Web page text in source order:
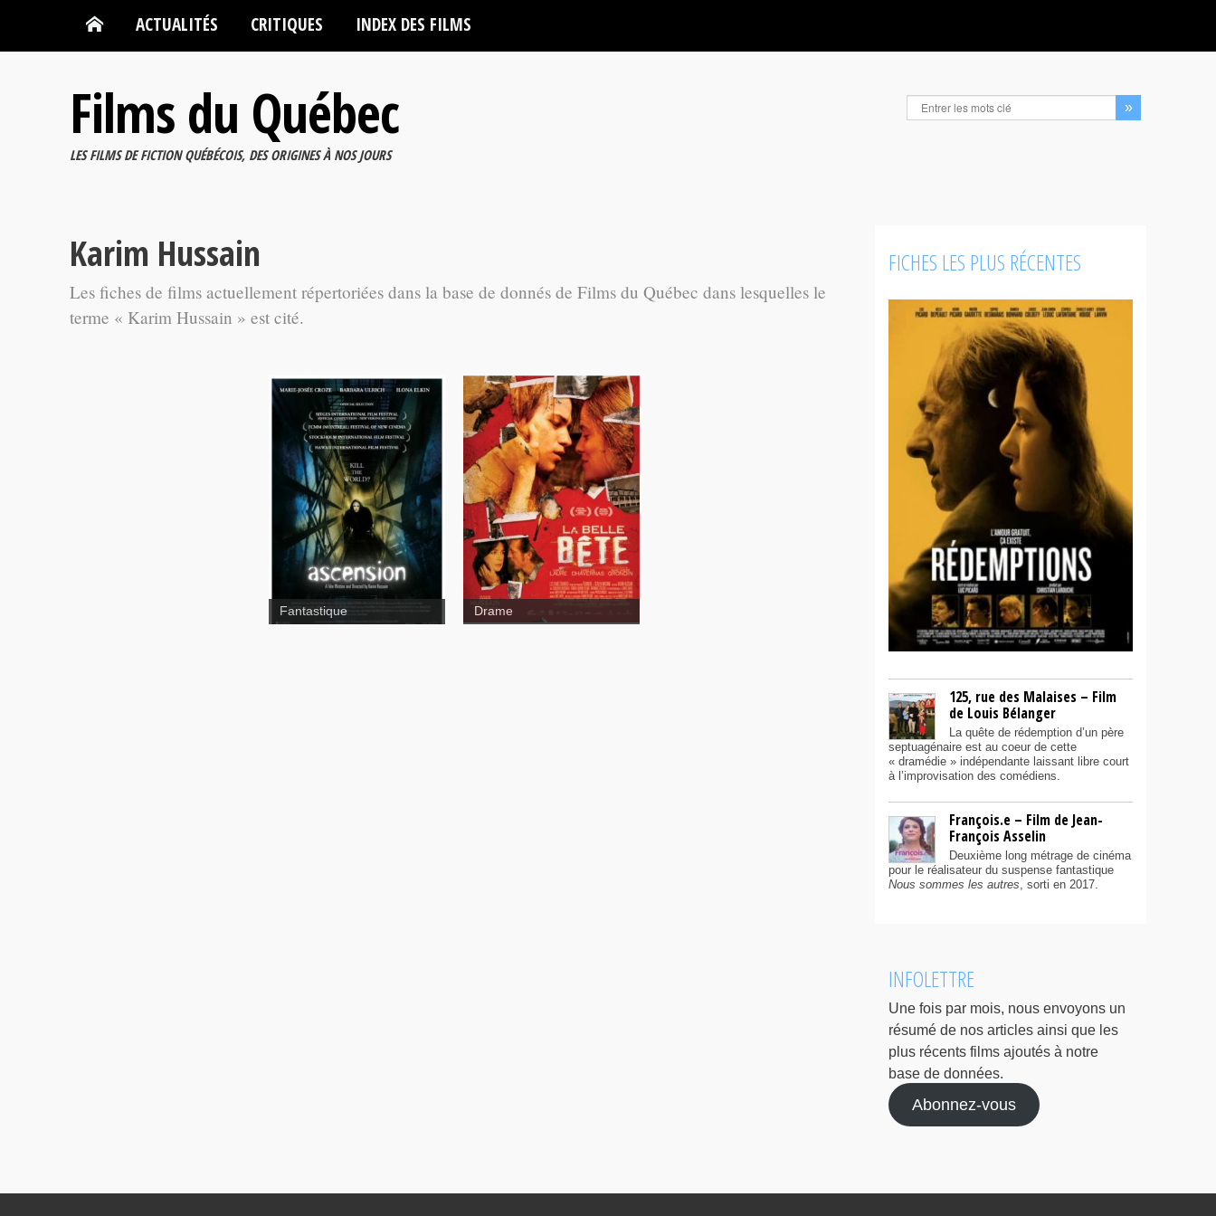
ACTUALITÉS CRITIQUES INDEX DES FILMS
Films du Québec
LES FILMS DE FICTION QUÉBÉCOIS, DES ORIGINES À NOS JOURS
Karim Hussain
Les fiches de films actuellement répertoriées dans la base de donnés de Films du Québec dans lesquelles le
terme « Karim Hussain » est cité.
Fantastique
Subconscious Cruelty
Drame
FICHES LES PLUS RÉCENTES
125, rue des Malaises – Film
de Louis Bélanger
La quête de rédemption d’un père
septuagénaire est au coeur de cette
« dramédie » indépendante laissant libre court
à l’improvisation des comédiens.
François.e – Film de Jean-
François Asselin
Deuxième long métrage de cinéma
pour le réalisateur du suspense fantastique
Nous sommes les autres, sorti en 2017.
INFOLETTRE
Une fois par mois, nous envoyons un
résumé de nos articles ainsi que les
plus récents films ajoutés à notre
base de données.
Abonnez-vous